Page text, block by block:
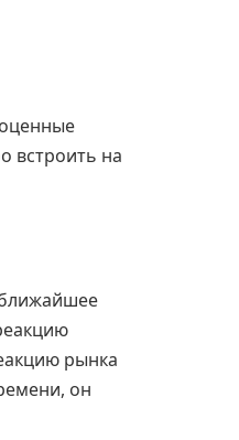
встроить на
рынка
он